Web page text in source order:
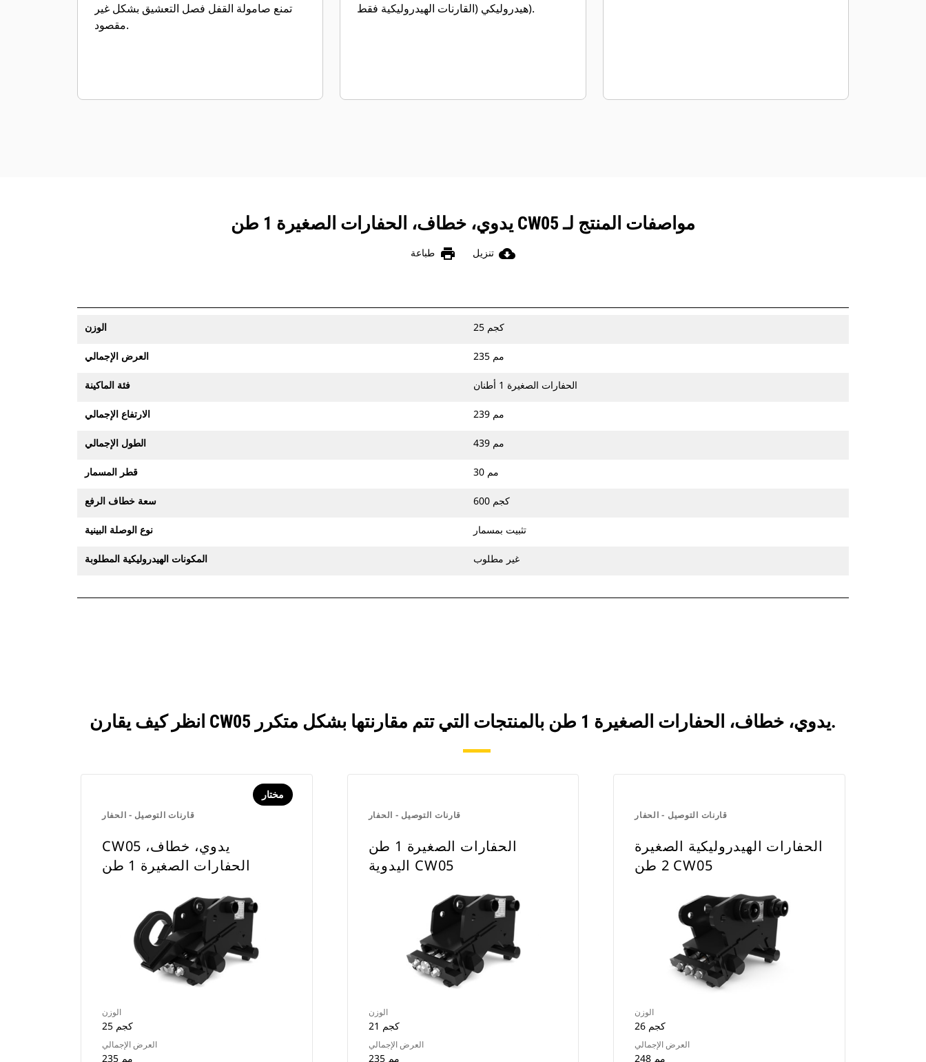
تمنع صامولة القفل فصل التعشيق بشكل غير
مقصود.
هيدروليكي (القارنات الهيدروليكية فقط).
مواصفات المنتج لـ CW05 يدوي، خطاف، الحفارات الصغيرة 1 طن
cloud_download تنزيل print طباعة
الوزن 25 كجم
العرض الإجمالي 235 مم
فئة الماكينة الحفارات الصغيرة 1 أطنان
الارتفاع الإجمالي 239 مم
الطول الإجمالي 439 مم
قطر المسمار 30 مم
سعة خطاف الرفع 600 كجم
نوع الوصلة البينية تثبيت بمسمار
المكونات الهيدروليكية المطلوبة غير مطلوب
انظر كيف يقارن CW05 يدوي، خطاف، الحفارات الصغيرة 1 طن بالمنتجات التي تتم مقارنتها بشكل متكرر.
قارنات التوصيل - الحفار
مختار
CW05 يدوي، خطاف،
الحفارات الصغيرة 1 طن
الوزن
25 كجم
العرض الإجمالي
235 مم
قارنات التوصيل - الحفار
الحفارات الصغيرة 1 طن
اليدوية CW05
الوزن
21 كجم
العرض الإجمالي
235 مم
قارنات التوصيل - الحفار
الحفارات الهيدروليكية الصغيرة
2 طن CW05
الوزن
26 كجم
العرض الإجمالي
248 مم